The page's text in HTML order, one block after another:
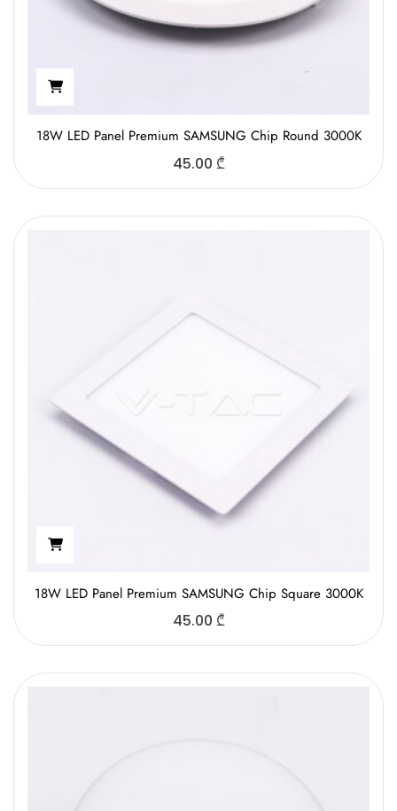
18W LED Panel Premium SAMSUNG Chip Round 3000K
45.00 ₾
18W LED Panel Premium SAMSUNG Chip Square 3000K
45.00 ₾